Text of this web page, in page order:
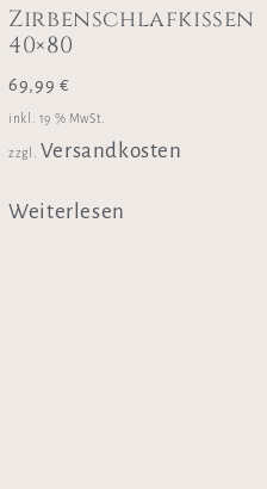
Zirbenschlafkissen
40×80
69,99 €
inkl. 19 % MwSt.
zzgl. Versandkosten
Weiterlesen